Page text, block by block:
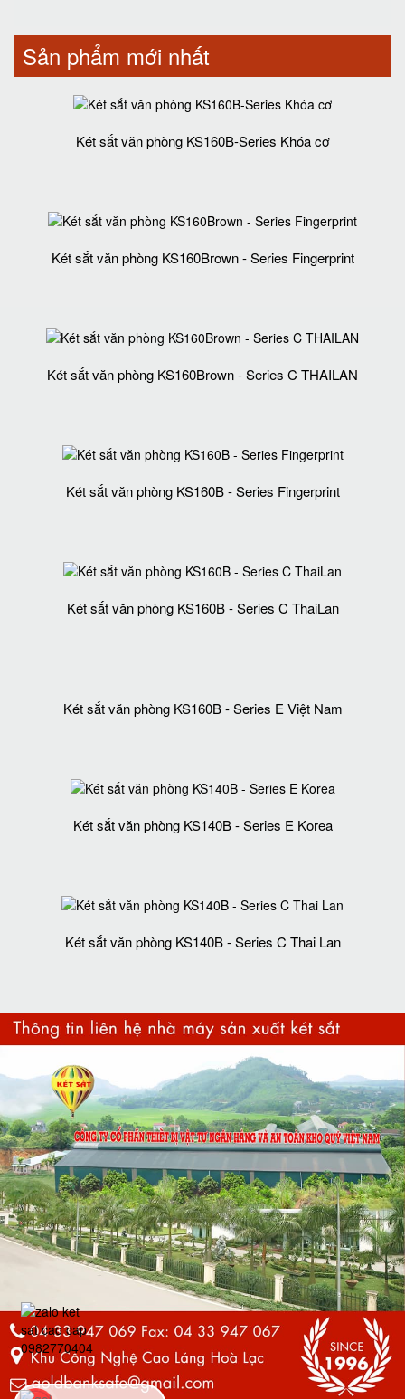
Sản phẩm mới nhất
Két sắt văn phòng KS160B-Series Khóa cơ
Két sắt văn phòng KS160Brown - Series Fingerprint
Két sắt văn phòng KS160Brown - Series C THAILAN
Két sắt văn phòng KS160B - Series Fingerprint
Két sắt văn phòng KS160B - Series C ThaiLan
Két sắt văn phòng KS160B - Series E Việt Nam
Két sắt văn phòng KS140B - Series E Korea
Két sắt văn phòng KS140B - Series C Thai Lan